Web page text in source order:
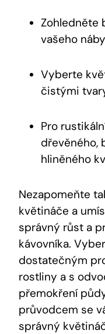
Zohledněte
vašeho
Vyberte
čistými
Pro
dřevěného,
hliněného
Nezapomeňte
květináče a
správný růst a
kávovníka.
dostatečným
rostliny a s
přemokření
průvodcem se
správný